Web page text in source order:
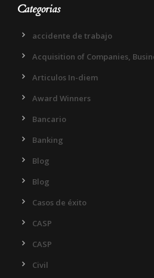
Categorias
accidente de trabajo
Acquisition of Companies,
Articulos In-diem
Award Winners
Bancario
Banking
Blog
Blog
Casos de éxito
CASP
CASP
Civil